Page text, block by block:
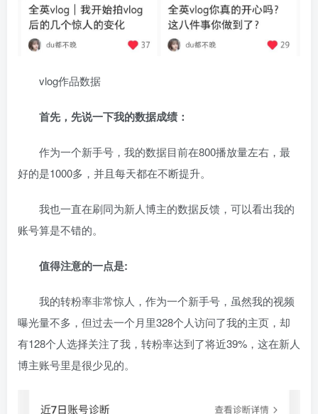
vlog作品数据
首先，先说一下我的数据成绩：
作为一个新手号，我的数据目前在800播放量左右，最
好的是1000多，并且每天都在不断提升。
我也一直在刷同为新人博主的数据反馈，可以看出我的
账号算是不错的。
值得注意的一点是:
我的转粉率非常惊人，作为一个新手号，虽然我的视频
曝光量不多，但过去一个月里328个人访问了我的主页，却
有128个人选择关注了我，转粉率达到了将近39%，这在新人
博主账号里是很少见的。